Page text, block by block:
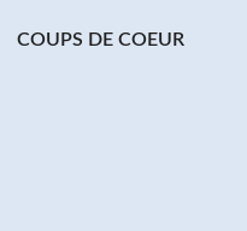
COUPS DE COEUR